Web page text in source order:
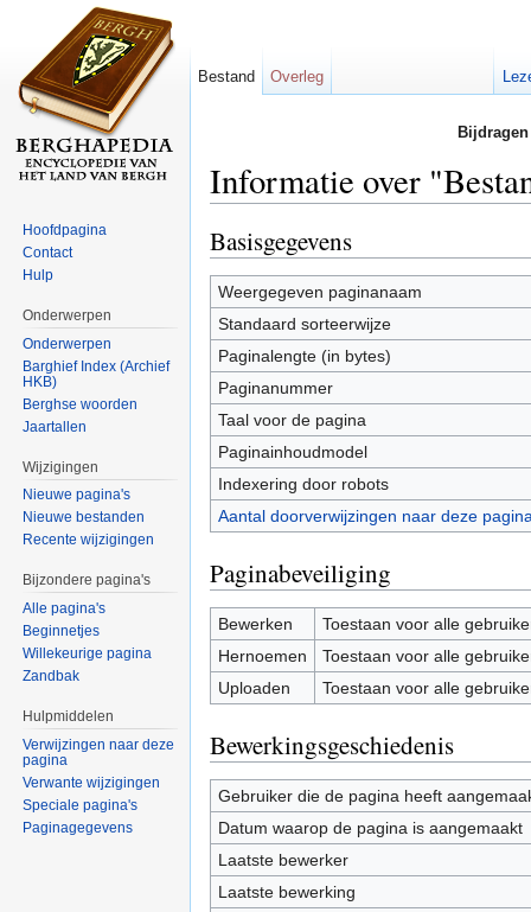
Informatie over
Basisgegevens
Weergegeven paginanaam
Standaard sorteerwijze
Paginalengte (in bytes)
Paginanummer
Taal voor de pagina
Paginainhoudmodel
Indexering door robots
Aantal doorverwijzingen naar deze
Paginabeveiliging
Bewerken
Toestaan voor alle
Hernoemen
Toestaan voor alle
Uploaden
Toestaan voor alle
Bewerkingsgeschiedenis
Gebruiker die de pagina heeft
Datum waarop de pagina is aangemaakt
Laatste bewerker
Laatste bewerking
Bestand Overleg
Hoofdpagina
Contact
Hulp
Onderwerpen
Onderwerpen
Barghief Index (Archief
HKB)
Berghse woorden
Jaartallen
Wijzigingen
Nieuwe pagina's
Nieuwe bestanden
Recente wijzigingen
Bijzondere pagina's
Alle pagina's
Beginnetjes
Willekeurige pagina
Zandbak
Hulpmiddelen
Verwijzingen naar deze
pagina
Verwante wijzigingen
Speciale pagina's
Paginagegevens